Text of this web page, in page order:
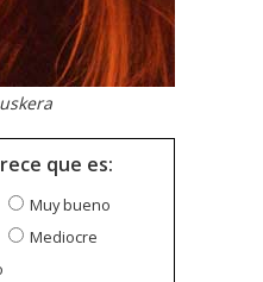
que es:
Muy bueno
Mediocre